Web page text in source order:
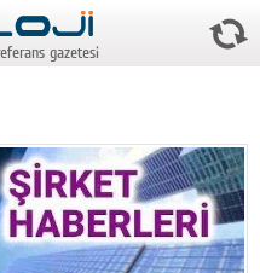
gazetesi